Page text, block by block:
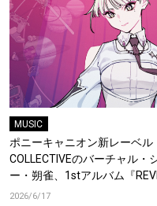
MUSIC
ポニーキャニオン新レーベル
COLLECTIVEのバーチャル・
ー・朔雀、1stアルバム『
リリースが決定！
2026/6/17